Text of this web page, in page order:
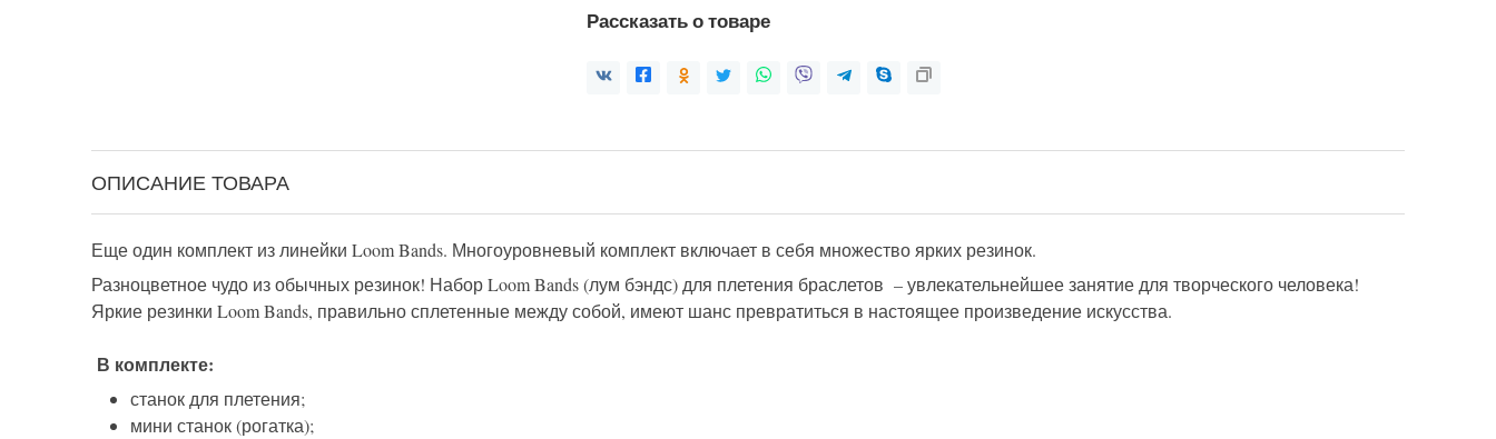
Рассказать о товаре
ОПИСАНИЕ ТОВАРА
Еще один комплект из линейки Loom Bands. Многоуровневый комплект включает в себя множество ярких резинок.
Разноцветное чудо из обычных резинок! Набор Loom Bands (лум бэндс) для плетения браслетов – увлекательнейшее занятие для творческого человека!
Яркие резинки Loom Bands, правильно сплетенные между собой, имеют шанс превратиться в настоящее произведение искусства.
В комплекте:
станок для плетения;
мини станок (рогатка);